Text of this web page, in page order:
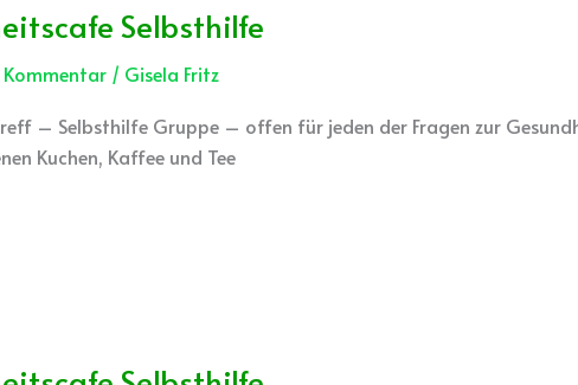
Selbsthilfe
Kommentar / Gisela Fritz
– Selbsthilfe Gruppe – offen für jeden der Fragen zur
Kuchen, Kaffee und Tee